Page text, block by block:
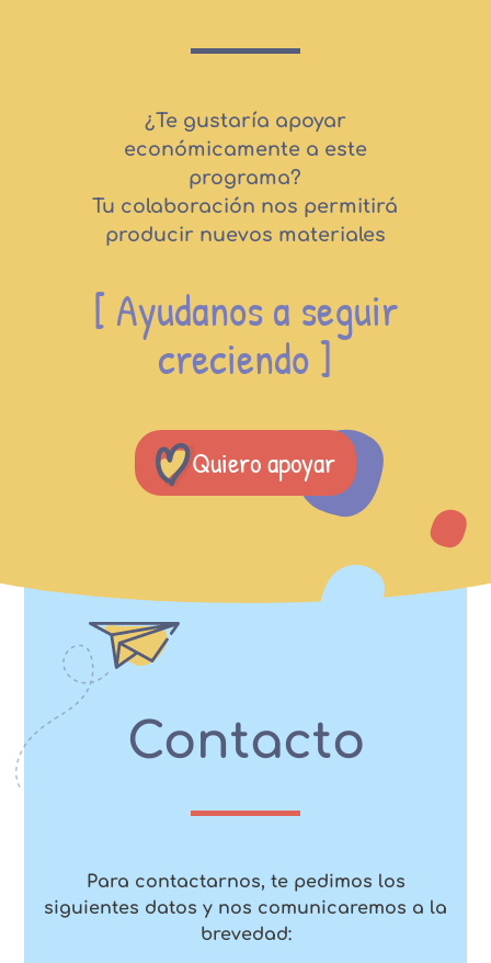
¿Te gustaría apoyar
económicamente a este
programa?
Tu colaboración nos permitirá
producir nuevos materiales
[ Ayudanos a seguir
creciendo ]
Quiero apoyar
Contacto
Para contactarnos, te pedimos los
siguientes datos y nos comunicaremos a la
brevedad: